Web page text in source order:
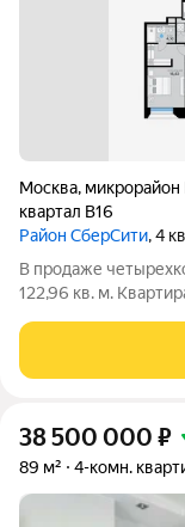
Москва, микрорайон
квартал В16
Район СберСити, 4
В продаже четырехкомнатная квартира, общей площадью
122,96 кв. м.
района СберСити,
В16 создало
38 500 000 ₽
89 м² 4-комн.